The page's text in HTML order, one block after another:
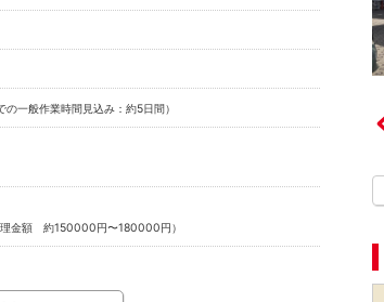
の一般作業時間見込み：約5日間）
理金額 約150000円〜180000円）